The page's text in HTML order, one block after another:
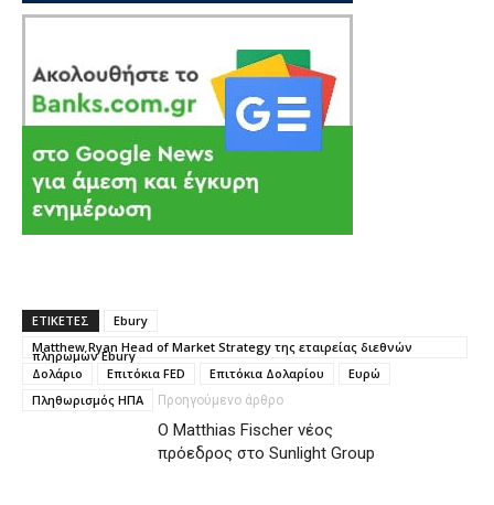
ΕΤΙΚΕΤΕΣ
Ebury
Matthew Ryan Head of Market Strategy της εταιρείας διεθνών
πληρωμών Ebury
Δολάριο
Επιτόκια FED Επιτόκια Δολαρίου
Ευρώ
Πληθωρισμός ΗΠΑ
Προηγούμενο άρθρο
Ο Matthias Fischer νέος
πρόεδρος στο Sunlight Group